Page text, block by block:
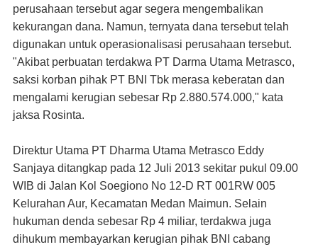
perusahaan tersebut agar segera mengembalikan
kekurangan dana. Namun, ternyata dana tersebut telah
digunakan untuk operasionalisasi perusahaan tersebut.
"Akibat perbuatan terdakwa PT Darma Utama Metrasco,
saksi korban pihak PT BNI Tbk merasa keberatan dan
mengalami kerugian sebesar Rp 2.880.574.000," kata
jaksa Rosinta.
Direktur Utama PT Dharma Utama Metrasco Eddy
Sanjaya ditangkap pada 12 Juli 2013 sekitar pukul 09.00
WIB di Jalan Kol Soegiono No 12-D RT 001RW 005
Kelurahan Aur, Kecamatan Medan Maimun. Selain
hukuman denda sebesar Rp 4 miliar, terdakwa juga
dihukum membayarkan kerugian pihak BNI cabang